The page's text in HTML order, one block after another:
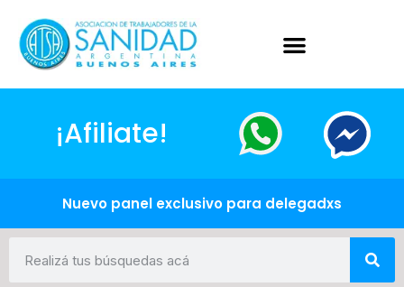
¡Afiliate!
Nuevo panel exclusivo para delegadxs